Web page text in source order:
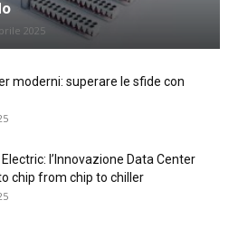
2025
moderni: superare le sfide con
l’Innovazione Data Center
chip from chip to chiller